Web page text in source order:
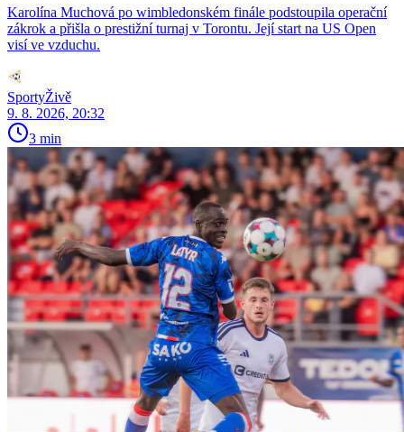
Karolína Muchová po wimbledonském finále podstoupila operační
zákrok a přišla o prestižní turnaj v Torontu. Její start na US Open
visí ve vzduchu.
SportyŽivě
9. 8. 2026, 20:32
3 min